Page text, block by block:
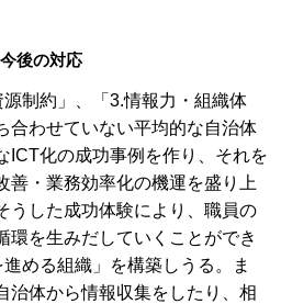
後の対応
制約」、「3.情報力・組織体
合わせていない平均的な自治体
ICT化の成功事例を作り、それを
善・業務効率化の機運を盛り上
うした成功体験により、職員の
環を生みだしていくことができ
める組織」を構築しうる。ま
治体から情報収集をしたり、相